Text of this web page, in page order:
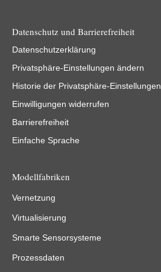
Datenschutz und Barrierefreiheit
Datenschutzerklärung
Privatsphäre-Einstellungen ändern
Historie der Privatsphäre-Einstellungen
Einwilligungen widerrufen
Barrierefreiheit
Einfache Sprache
Modellfabriken
Vernetzung
Virtualisierung
Smarte Sensorsysteme
Prozessdaten